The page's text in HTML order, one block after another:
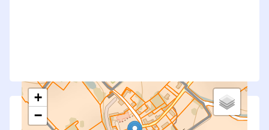
+
−Saisissez les surfaces aménagées par le projet